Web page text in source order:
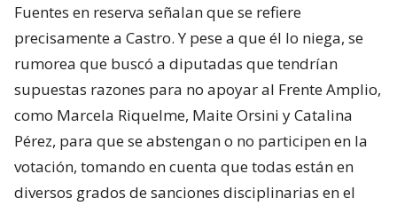
Fuentes en reserva señalan que se refiere
precisamente a Castro. Y pese a que él lo niega, se
rumorea que buscó a diputadas que tendrían
supuestas razones para no apoyar al Frente Amplio,
como Marcela Riquelme, Maite Orsini y Catalina
Pérez, para que se abstengan o no participen en la
votación, tomando en cuenta que todas están en
diversos grados de sanciones disciplinarias en el